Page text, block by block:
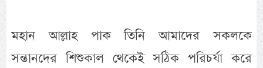
মহান আল্লাহ পাক তিনি আমাদের সকলকে
সন্তানদের শিশুকাল থেকেই সঠিক পরিচর্যা করে